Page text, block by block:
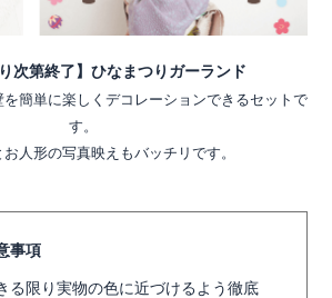
次第終了】ひなまつりガーランド
簡単に楽しくデコレーションできるセットで
す。
人形の写真映えもバッチリです。
事項
る限り実物の色に近づけるよう徹底